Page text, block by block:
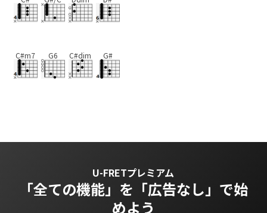
C#m7 G6 C#dim G#
U-FRETプレミアム
「全ての機能」を 「広告なし」で始
めよう